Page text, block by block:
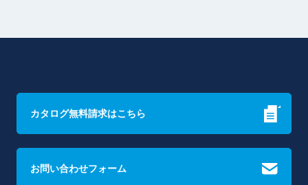
カタログ無料請求はこちら
お問い合わせフォーム